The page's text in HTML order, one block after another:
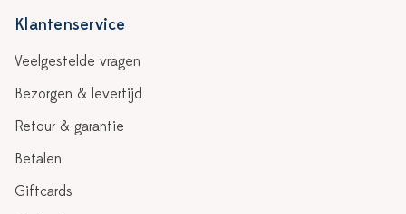
Klantenservice
Veelgestelde vragen
Bezorgen & levertijd
Retour & garantie
Betalen
Giftcards